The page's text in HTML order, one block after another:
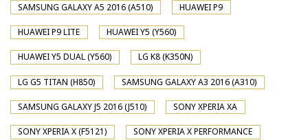
SAMSUNG GALAXY A5 2016 (A510) HUAWEI P9
HUAWEI P9 LITE HUAWEI Y5 (Y560)
HUAWEI Y5 DUAL (Y560) LG K8 (K350N)
LG G5 TITAN (H850) SAMSUNG GALAXY A3 2016 (A310)
SAMSUNG GALAXY J5 2016 (J510) SONY XPERIA XA
SONY XPERIA X (F5121) SONY XPERIA X PERFORMANCE